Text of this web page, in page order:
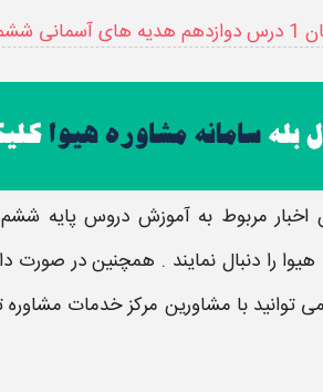
اخبار مربوط به آموزش دروسپایه ششم
را دنبال نمایند . همچنین در
می توانید با مشاورین مرکز خدمات